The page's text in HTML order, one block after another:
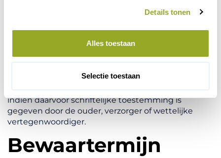
e
Details tonen
Alles toestaan
Selectie toestaan
partijen welke gevestigd zijn buiten de EU.
Minderjarigen
Wij verwerken enkel en alleen persoonsgegevens
van minderjarigen (personen jongen dan 16 jaar)
indien daarvoor schriftelijke toestemming is
gegeven door de ouder, verzorger of wettelijke
vertegenwoordiger.
Bewaartermijn